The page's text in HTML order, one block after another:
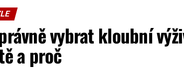
vybrat kloubní
a proč